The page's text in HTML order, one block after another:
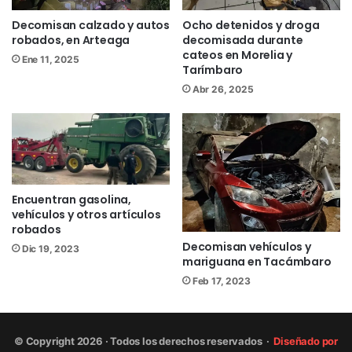
Decomiso
Decomisan calzado y autos
robados, en Arteaga
Ene 11, 2025
Ocho detenidos y droga
decomisada durante
cateos en Morelia y
Tarímbaro
Abr 26, 2025
Encuentran gasolina,
vehículos y otros artículos
robados
Dic 19, 2023
Decomisan vehículos y
mariguana en Tacámbaro
Feb 17, 2023
© Copyright 2026 · Todos los derechos reservados ·Diseñado por